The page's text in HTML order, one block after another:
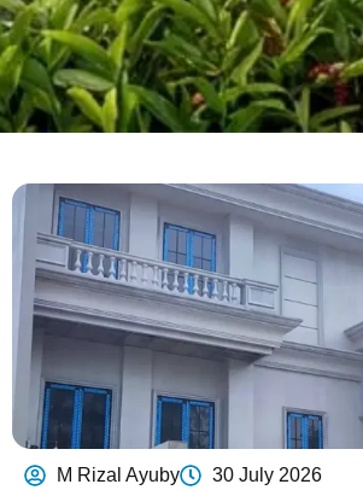
M Rizal Ayuby 30 July 2026